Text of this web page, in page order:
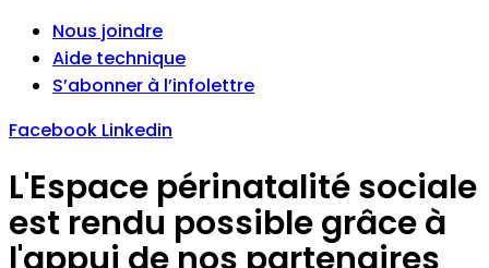
Nous joindre
Aide technique
S’abonner à l’infolettre
Facebook Linkedin
L'Espace périnatalité sociale
est rendu possible grâce à